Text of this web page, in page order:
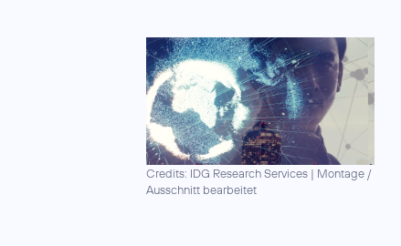
Credits: IDG Research Services | Montage /
Ausschnitt bearbeitet